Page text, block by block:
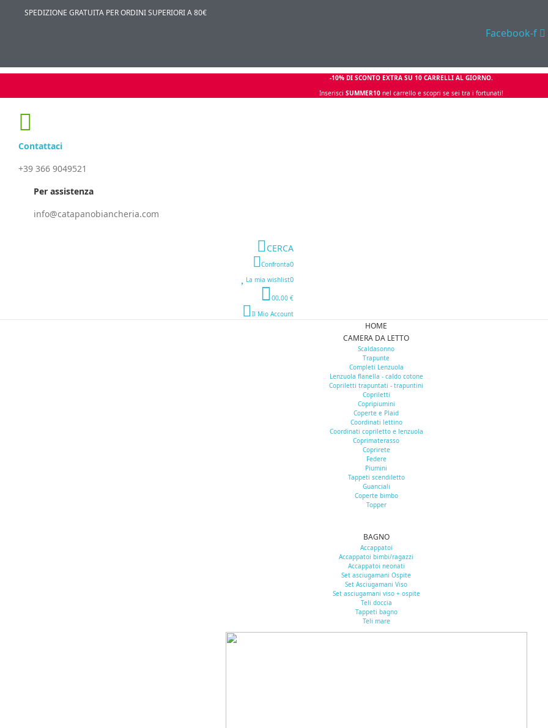
SPEDIZIONE GRATUITA PER ORDINI SUPERIORI A 80€
Facebook-f
-10% DI SCONTO EXTRA SU 10 CARRELLI AL GIORNO.
Inserisci SUMMER10 nel carrello e scopri se sei tra i fortunati!
Contattaci
+39 366 9049521
Per assistenza
info@catapanobiancheria.com
CERCA
Confronta0
La mia wishlist0
00,00 €
Il Mio Account
HOME
CAMERA DA LETTO
Scaldasonno
Trapunte
Completi Lenzuola
Lenzuola flanella - caldo cotone
Copriletti trapuntati - trapuntini
Copriletti
Copripiumini
Coperte e Plaid
Coordinati lettino
Coordinati copriletto e lenzuola
Coprimaterasso
Coprirete
Federe
Piumini
Tappeti scendiletto
Guanciali
Coperte bimbo
Topper
BAGNO
Accappatoi
Accappatoi bimbi/ragazzi
Accappatoi neonati
Set asciugamani Ospite
Set Asciugamani Viso
Set asciugamani viso + ospite
Teli doccia
Tappeti bagno
Teli mare